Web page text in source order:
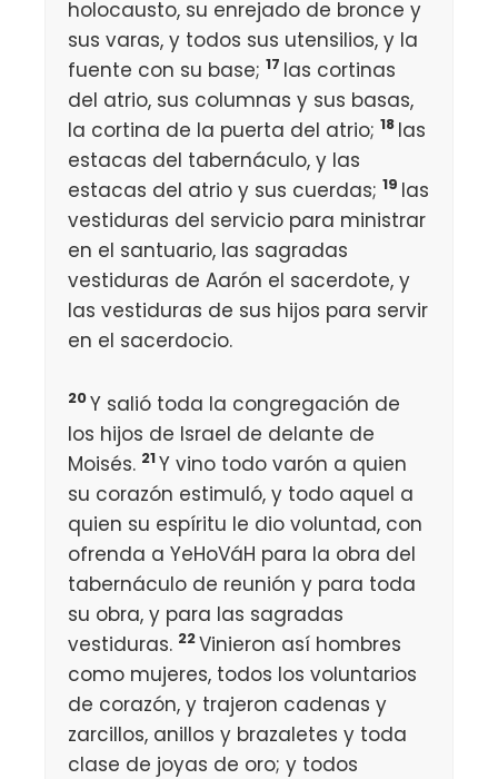
holocausto, su enrejado de bronce y
sus varas, y todos sus utensilios, y la
fuente con su base; 17 las cortinas
del atrio, sus columnas y sus basas,
la cortina de la puerta del atrio; 18 las
estacas del tabernáculo, y las
estacas del atrio y sus cuerdas; 19 las
vestiduras del servicio para ministrar
en el santuario, las sagradas
vestiduras de Aarón el sacerdote, y
las vestiduras de sus hijos para servir
en el sacerdocio.
20Y salió toda la congregación de
los hijos de Israel de delante de
Moisés. 21Y vino todo varón a quien
su corazón estimuló, y todo aquel a
quien su espíritu le dio voluntad, con
ofrenda a YeHoVáH para la obra del
tabernáculo de reunión y para toda
su obra, y para las sagradas
vestiduras. 22Vinieron así hombres
como mujeres, todos los voluntarios
de corazón, y trajeron cadenas y
zarcillos, anillos y brazaletes y toda
clase de joyas de oro; y todos